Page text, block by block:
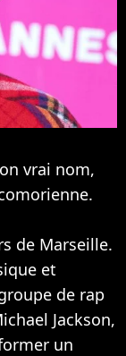
vrai nom,
de Marseille.
et
de rap
Jackson,
un